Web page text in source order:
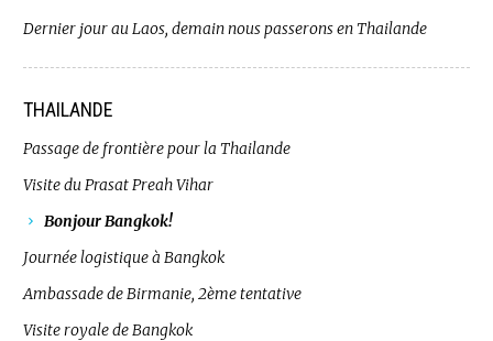
Dernier jour au Laos, demain nous passerons en Thailande
THAILANDE
Passage de frontière pour la Thailande
Visite du Prasat Preah Vihar
Bonjour Bangkok!
Journée logistique à Bangkok
Ambassade de Birmanie, 2ème tentative
Visite royale de Bangkok